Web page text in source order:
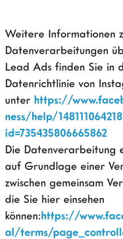
Weitere Informationen
Datenverarbeitungen
Lead Ads finden Sie in
Datenrichtlinie von
unter https://
ness/help/
id=735435806665862
Die Datenverarbeitung
auf Grundlage einer
zwischen gemeinsam
die Sie hier einsehen
können:https://
al/terms/